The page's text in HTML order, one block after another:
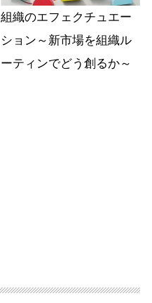
組織のエフェクチュエー
ション～新市場を組織ル
ーティンでどう創るか～